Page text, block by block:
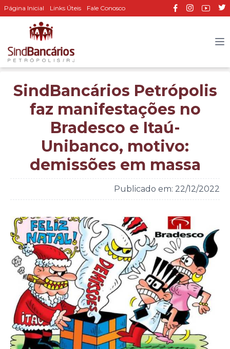
Página Inicial Links Úteis Fale Conosco
SindBancários Petrópolis
faz manifestações no
Bradesco e Itaú-
Unibanco, motivo:
demissões em massa
Publicado em: 22/12/2022